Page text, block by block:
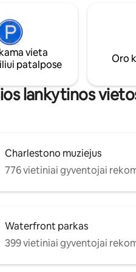
mėnesio dalyvių,
ieškantis unikalios
vieta
patalpose
Oro
lankytinos
Charlestono muziejus
776 vietiniai gyventojai
Waterfront parkas
399 vietiniai gyventojai